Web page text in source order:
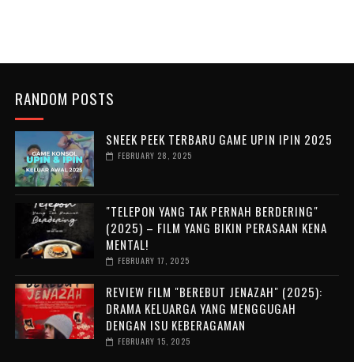
RANDOM POSTS
SNEEK PEEK TERBARU GAME UPIN IPIN 2025
FEBRUARY 28, 2025
"TELEPON YANG TAK PERNAH BERDERING"
(2025) – FILM YANG BIKIN PERASAAN KENA
MENTAL!
FEBRUARY 17, 2025
REVIEW FILM "BEREBUT JENAZAH" (2025):
DRAMA KELUARGA YANG MENGGUGAH
DENGAN ISU KEBERAGAMAN
FEBRUARY 15, 2025